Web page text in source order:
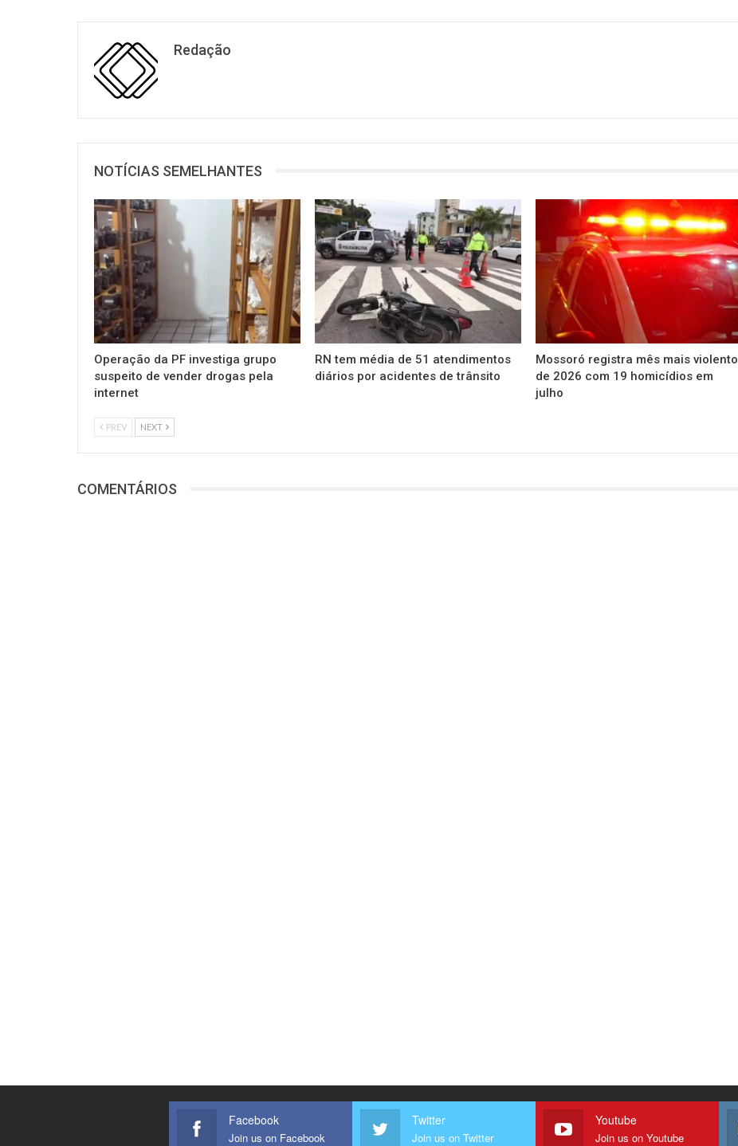
Redação
NOTÍCIAS SEMELHANTES
Operação da PF investiga grupo
suspeito de vender drogas pela
internet
RN tem média de 51 atendimentos
diários por acidentes de trânsito
Mossoró registra mês mais violento
de 2026 com 19 homicídios em
julho
PREV NEXT
COMENTÁRIOS
Facebook
Join us on Facebook
Twitter
Join us on Twitter
Youtube
Join us on Youtube